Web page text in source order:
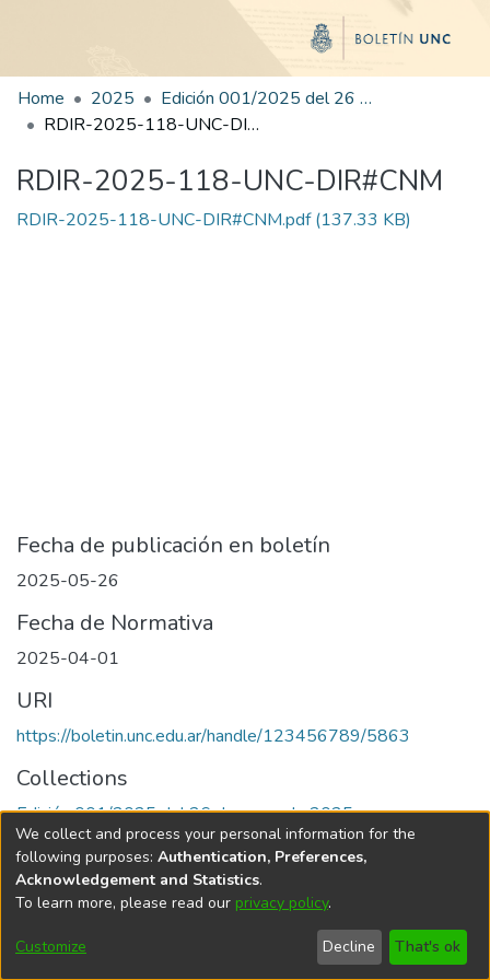
Home 2025
Edición 001/2025 del 26 de mayo de 2025
RDIR-2025-118-UNC-DIR#CNM
RDIR-2025-118-UNC-DIR#CNM
RDIR-2025-118-UNC-DIR#CNM.pdf(137.33 KB)
Fecha de publicación en boletín
2025-05-26
Fecha de Normativa
2025-04-01
URI
https://boletin.unc.edu.ar/handle/123456789/5863
Collections
Edición 001/2025 del 26 de mayo de 2025
Universidad Nacional de Córdoba
We collect and process your personal information for the
following purposes: Authentication, Preferences,
Acknowledgement and Statistics.
To learn more, please read our privacy policy.
Customize Decline That's ok